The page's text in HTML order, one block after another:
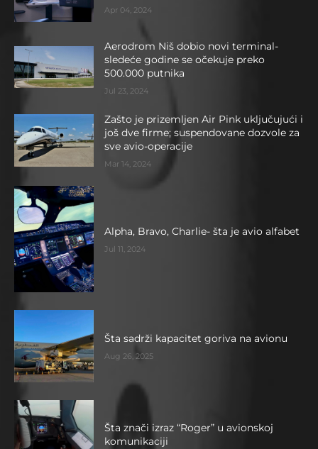
Apr 04, 2024
Aerodrom Niš dobio novi terminal-
sledeće godine se očekuje preko
500.000 putnika
Jul 23, 2024
Zašto je prizemljen Air Pink uključujući i
još dve firme; suspendovane dozvole za
sve avio-operacije
Mar 14, 2024
Alpha, Bravo, Charlie- šta je avio alfabet
Jul 11, 2024
Šta sadrži kapacitet goriva na avionu
Aug 26, 2025
Šta znači izraz “Roger” u avionskoj
komunikaciji